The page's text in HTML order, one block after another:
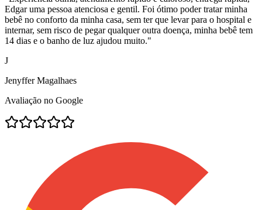
Edgar uma pessoa atenciosa e gentil. Foi ótimo poder tratar minha
bebê no conforto da minha casa, sem ter que levar para o hospital e
internar, sem risco de pegar qualquer outra doença, minha bebê tem
14 dias e o banho de luz ajudou muito."
J
Jenyffer Magalhaes
Avaliação no Google